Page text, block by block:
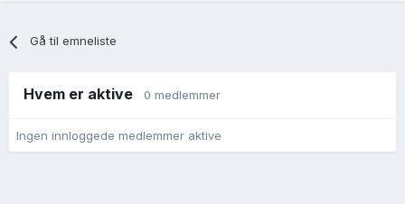
Gå til emneliste
Hvem er aktive 0 medlemmer
Ingen innloggede medlemmer aktive